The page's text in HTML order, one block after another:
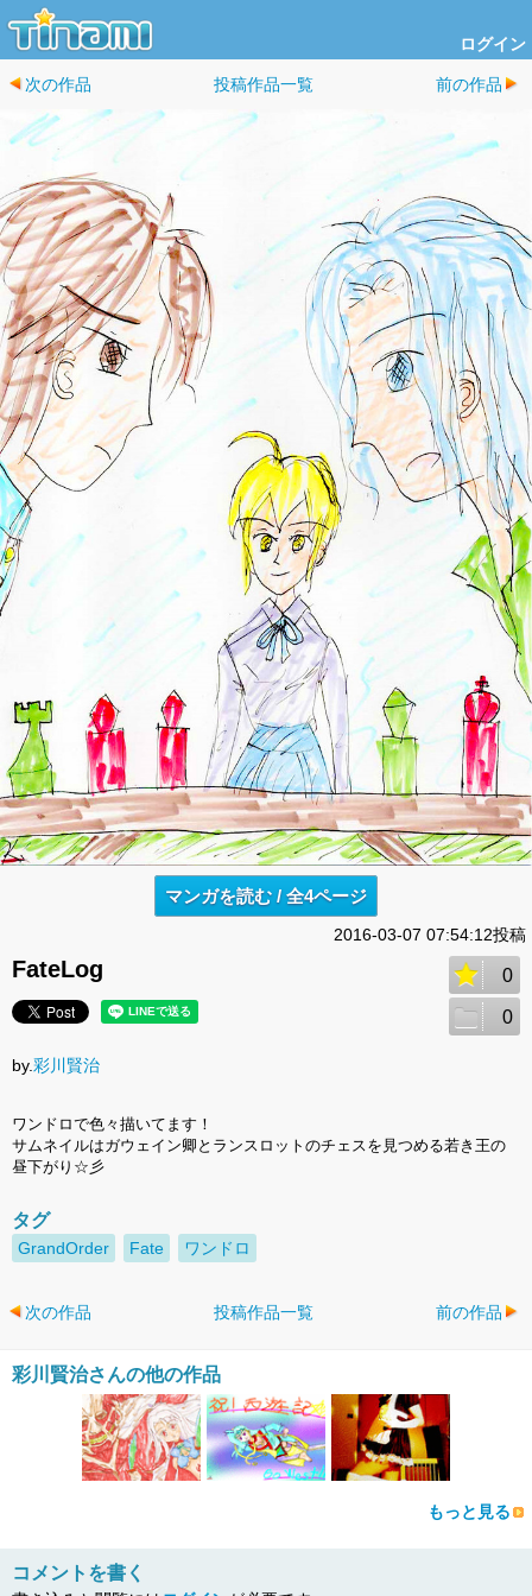
ログイン
次の作品 投稿作品一覧 前の作品
マンガを読む / 全4ページ
2016-03-07 07:54:12投稿
FateLog 0
0
by.彩川賢治
ワンドロで色々描いてます！
サムネイルはガウェイン卿とランスロットのチェスを見つめる若き王の
昼下がり☆彡
タグ
GrandOrder Fate ワンドロ
次の作品 投稿作品一覧 前の作品
彩川賢治さんの他の作品
もっと見る
コメントを書く